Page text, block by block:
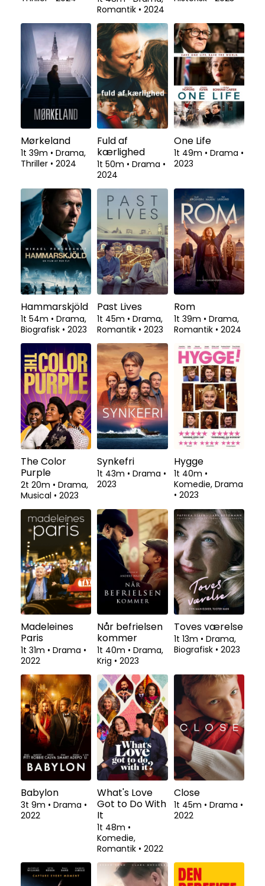
Romantik • 2024
Mørkeland
1t 39m • Drama,
Thriller • 2024
Fuld af
kærlighed
1t 50m • Drama •
2024
One Life
1t 49m • Drama •
2023
Hammarskjöld
1t 54m • Drama,
Biografisk • 2023
Past Lives
1t 45m • Drama,
Romantik • 2023
Rom
1t 39m • Drama,
Romantik • 2024
The Color
Purple
2t 20m • Drama,
Musical • 2023
Synkefri
1t 43m • Drama •
2023
Hygge
1t 40m •
Komedie, Drama
• 2023
Madeleines
Paris
1t 31m • Drama •
2022
Når befrielsen
kommer
1t 40m • Drama,
Krig • 2023
Toves værelse
1t 13m • Drama,
Biografisk • 2023
Babylon
3t 9m • Drama •
2022
What's Love
Got to Do With
It
1t 48m •
Komedie,
Romantik • 2022
Close
1t 45m • Drama •
2022